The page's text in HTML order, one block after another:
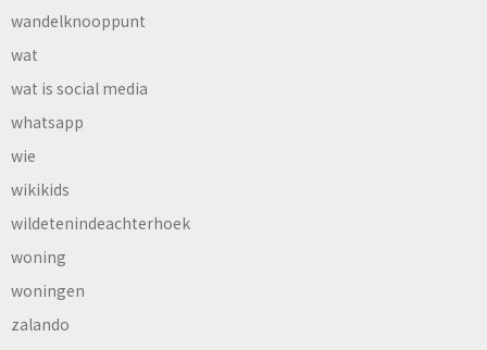
wandelknooppunt
wat
wat is social media
whatsapp
wie
wikikids
wildetenindeachterhoek
woning
woningen
zalando